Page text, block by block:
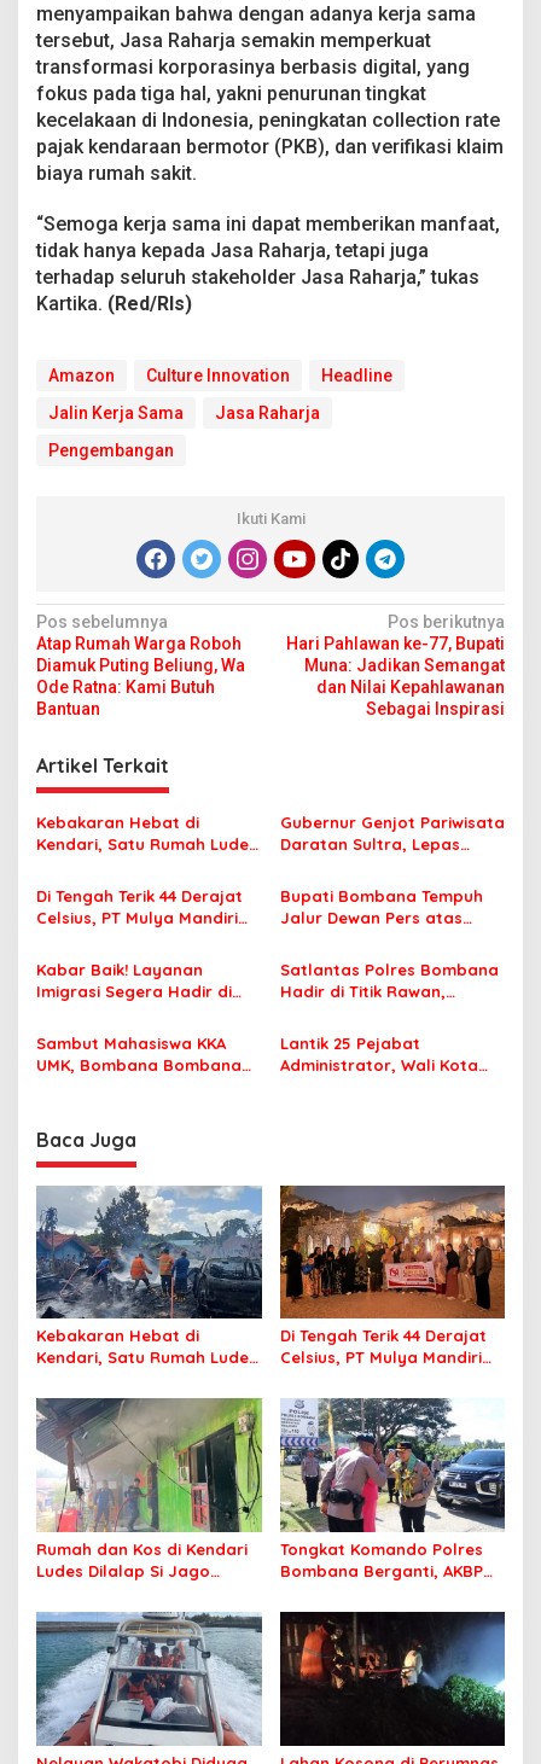
menyampaikan bahwa dengan adanya kerja sama
tersebut, Jasa Raharja semakin memperkuat
transformasi korporasinya berbasis digital, yang
fokus pada tiga hal, yakni penurunan tingkat
kecelakaan di Indonesia, peningkatan collection rate
pajak kendaraan bermotor (PKB), dan verifikasi klaim
biaya rumah sakit.
“Semoga kerja sama ini dapat memberikan manfaat,
tidak hanya kepada Jasa Raharja, tetapi juga
terhadap seluruh stakeholder Jasa Raharja,” tukas
Kartika. (Red/Rls)
Amazon Culture Innovation
Headline
Jalin Kerja Sama
Jasa Raharja
Pengembangan
Ikuti Kami
N
a
v
i
g
a
s
i
p
o
s
Pos sebelumnya
Atap Rumah Warga Roboh
Diamuk Puting Beliung, Wa
Ode Ratna: Kami Butuh
Bantuan
Pos berikutnya
Hari Pahlawan ke-77, Bupati
Muna: Jadikan Semangat
dan Nilai Kepahlawanan
Sebagai Inspirasi
Artikel Terkait
Kebakaran Hebat di
Kendari, Satu Rumah Ludes
Gubernur Genjot Pariwisata
Daratan Sultra, Lepas
Tiga Kabupaten Unggulan
Di Tengah Terik 44 Derajat
Celsius, PT Mulya Mandiri
Jamaah Tetap Sehat dan
Nyaman Beribadah
Bupati Bombana Tempuh
Jalur Dewan Pers atas
Korupsi Jembatan Cirauci II
Kabar Baik! Layanan
Imigrasi Segera Hadir di
Perlu Lagi ke Kendari
Satlantas Polres Bombana
Hadir di Titik Rawan,
Sekolah dengan Aman
Sambut Mahasiswa KKA
UMK, Bombana Bombana
Lantik 25 Pejabat
Administrator, Wali Kota
Baca Juga
Kebakaran Hebat di
Kendari, Satu Rumah Ludes
Di Tengah Terik 44 Derajat
Celsius, PT Mulya Mandiri
Jamaah Tetap Sehat dan
Nyaman Beribadah
Rumah dan Kos di Kendari
Ludes Dilalap Si Jago
Tongkat Komando Polres
Bombana Berganti, AKBP
Kepolisian Bombana